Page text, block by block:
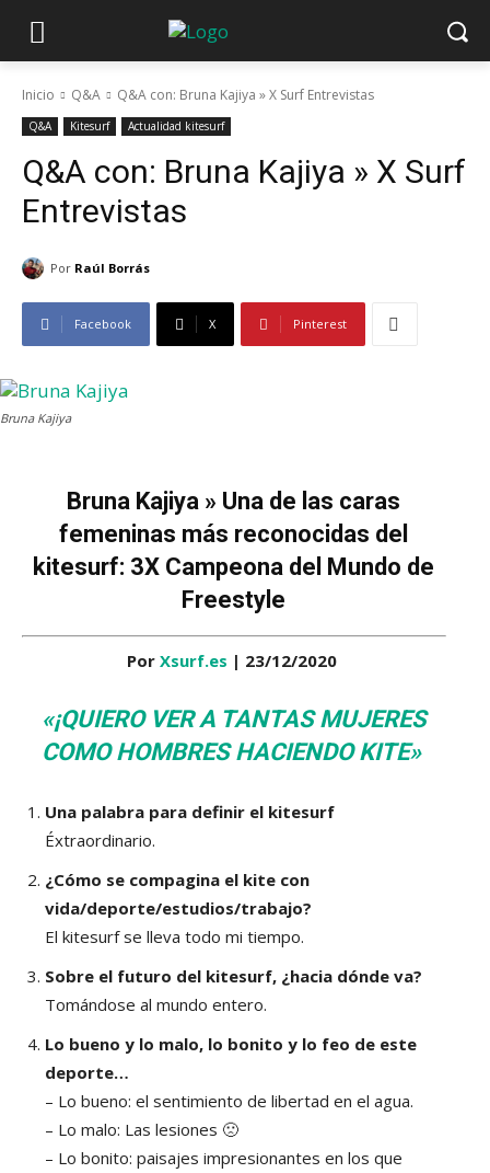
Inicio Q&A Q&A con: Bruna Kajiya » X Surf Entrevistas
Q&A Kitesurf Actualidad kitesurf
Q&A con: Bruna Kajiya » X Surf
Entrevistas
Por Raúl Borrás
Facebook X Pinterest
Bruna Kajiya
Bruna Kajiya » Una de las caras
femeninas más reconocidas del
kitesurf: 3X Campeona del Mundo de
Freestyle
Por Xsurf.es | 23/12/2020
«¡QUIERO VER A TANTAS MUJERES
COMO HOMBRES HACIENDO KITE»
Una palabra para definir el kitesurf
Éxtraordinario.
¿Cómo se compagina el kite con
vida/deporte/estudios/trabajo?
El kitesurf se lleva todo mi tiempo.
Sobre el futuro del kitesurf, ¿hacia dónde va?
Tomándose al mundo entero.
Lo bueno y lo malo, lo bonito y lo feo de este
deporte…
– Lo bueno: el sentimiento de libertad en el agua.
– Lo malo: Las lesiones 🙁
– Lo bonito: paisajes impresionantes en los que